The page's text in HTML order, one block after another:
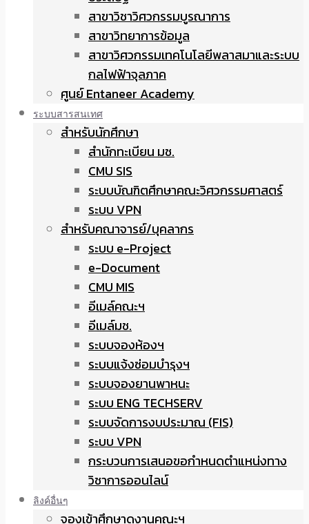
สาขาวิชาวิศวกรรมบูรณาการ
สาขาวิทยาการข้อมูล
สาขาวิศวกรรมเทคโนโลยีพลาสมาและระบบ
กลไฟฟ้าจุลภาค
ศูนย์ Entaneer Academy
ระบบสารสนเทศ
สำหรับนักศึกษา
สำนักทะเบียน มช.
CMU SIS
ระบบบัณฑิตศึกษาคณะวิศวกรรมศาสตร์
ระบบ VPN
สำหรับคณาจารย์/บุคลากร
ระบบ e-Project
e-Document
CMU MIS
อีเมล์คณะฯ
อีเมล์มช.
ระบบจองห้องฯ
ระบบแจ้งซ่อมบำรุงฯ
ระบบจองยานพาหนะ
ระบบ ENG TECHSERV
ระบบจัดการงบประมาณ (FIS)
ระบบ VPN
กระบวนการเสนอขอกำหนดตำแหน่งทาง
วิชาการออนไลน์
ลิงค์อื่นๆ
จองเข้าศึกษาดูงานคณะฯ